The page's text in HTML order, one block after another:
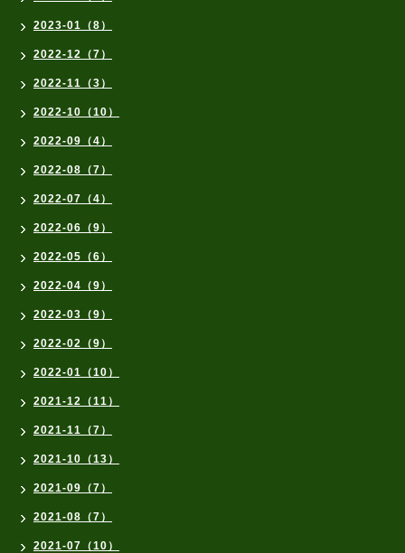
2023-01（8）
2022-12（7）
2022-11（3）
2022-10（10）
2022-09（4）
2022-08（7）
2022-07（4）
2022-06（9）
2022-05（6）
2022-04（9）
2022-03（9）
2022-02（9）
2022-01（10）
2021-12（11）
2021-11（7）
2021-10（13）
2021-09（7）
2021-08（7）
2021-07（10）